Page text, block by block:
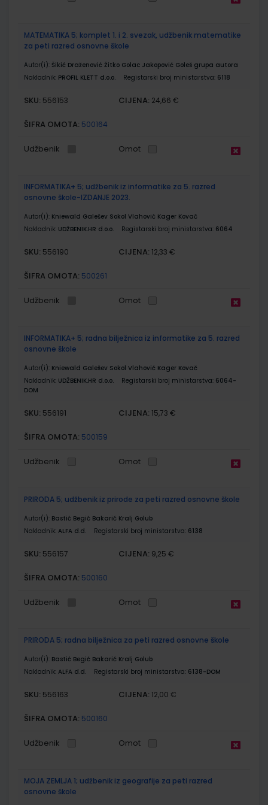
MATEMATIKA 5; komplet 1. i 2. svezak, udžbenik matematike
za peti razred osnovne škole
Autor(i): Šikić Draženović Žitko Golac Jakopović Goleš grupa autora
Nakladnik: PROFIL KLETT d.o.o. Registarski broj ministarstva: 6118
SKU: 556153 CIJENA: 24,66 €
ŠIFRA OMOTA: 500164
Udžbenik Omot
INFORMATIKA+ 5; udžbenik iz informatike za 5. razred
osnovne škole-IZDANJE 2023.
Autor(i): Kniewald Galešev Sokol Vlahović Kager Kovač
Nakladnik: UDŽBENIK.HR d.o.o. Registarski broj ministarstva: 6064
SKU: 556190 CIJENA: 12,33 €
ŠIFRA OMOTA: 500261
Udžbenik Omot
INFORMATIKA+ 5; radna bilježnica iz informatike za 5. razred
osnovne škole
Autor(i): Kniewald Galešev Sokol Vlahović Kager Kovač
Nakladnik: UDŽBENIK.HR d.o.o. Registarski broj ministarstva: 6064-
DOM
SKU: 556191 CIJENA: 15,73 €
ŠIFRA OMOTA: 500159
Udžbenik Omot
PRIRODA 5; udžbenik iz prirode za peti razred osnovne škole
Autor(i): Bastić Begić Bakarić Kralj Golub
Nakladnik: ALFA d.d. Registarski broj ministarstva: 6138
SKU: 556157 CIJENA: 9,25 €
ŠIFRA OMOTA: 500160
Udžbenik Omot
PRIRODA 5; radna bilježnica za peti razred osnovne škole
Autor(i): Bastić Begić Bakarić Kralj Golub
Nakladnik: ALFA d.d. Registarski broj ministarstva: 6138-DOM
SKU: 556163 CIJENA: 12,00 €
ŠIFRA OMOTA: 500160
Udžbenik Omot
MOJA ZEMLJA 1; udžbenik iz geografije za peti razred
osnovne škole